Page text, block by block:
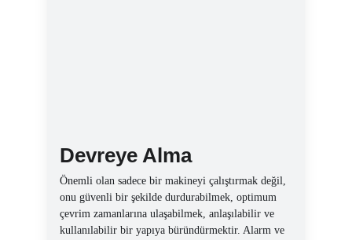
Devreye Alma
Önemli olan sadece bir makineyi çalıştırmak değil,
onu güvenli bir şekilde durdurabilmek, optimum
çevrim zamanlarına ulaşabilmek, anlaşılabilir ve
kullanılabilir bir yapıya büründürmektir. Alarm ve